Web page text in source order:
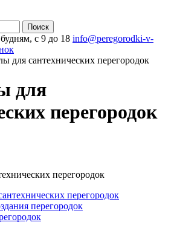
с 9 до 18 info@peregorodki-v-
для сантехнических перегородок
для
перегородок
перегородок
перегородок